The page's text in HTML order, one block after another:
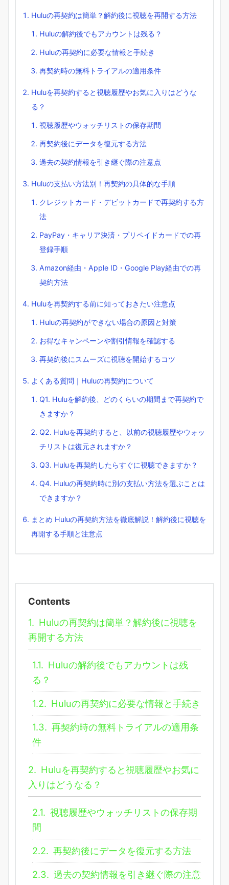
Huluの再契約は簡単？解約後に視聴を再開する方法
Huluの解約後でもアカウントは残る？
Huluの再契約に必要な情報と手続き
再契約時の無料トライアルの適用条件
Huluを再契約すると視聴履歴やお気に入りはどうな
る？
視聴履歴やウォッチリストの保存期間
再契約後にデータを復元する方法
過去の契約情報を引き継ぐ際の注意点
Huluの支払い方法別！再契約の具体的な手順
クレジットカード・デビットカードで再契約する方
法
PayPay・キャリア決済・プリペイドカードでの再
登録手順
Amazon経由・Apple ID・Google Play経由での再
契約方法
Huluを再契約する前に知っておきたい注意点
Huluの再契約ができない場合の原因と対策
お得なキャンペーンや割引情報を確認する
再契約後にスムーズに視聴を開始するコツ
よくある質問｜Huluの再契約について
Q1. Huluを解約後、どのくらいの期間まで再契約で
きますか？
Q2. Huluを再契約すると、以前の視聴履歴やウォッ
チリストは復元されますか？
Q3. Huluを再契約したらすぐに視聴できますか？
Q4. Huluの再契約時に別の支払い方法を選ぶことは
できますか？
まとめ Huluの再契約方法を徹底解説！解約後に視聴を
再開する手順と注意点
Contents
1. Huluの再契約は簡単？解約後に視聴を
再開する方法
1.1. Huluの解約後でもアカウントは残
る？
1.2. Huluの再契約に必要な情報と手続き
1.3. 再契約時の無料トライアルの適用条
件
2. Huluを再契約すると視聴履歴やお気に
入りはどうなる？
2.1. 視聴履歴やウォッチリストの保存期
間
2.2. 再契約後にデータを復元する方法
2.3. 過去の契約情報を引き継ぐ際の注意